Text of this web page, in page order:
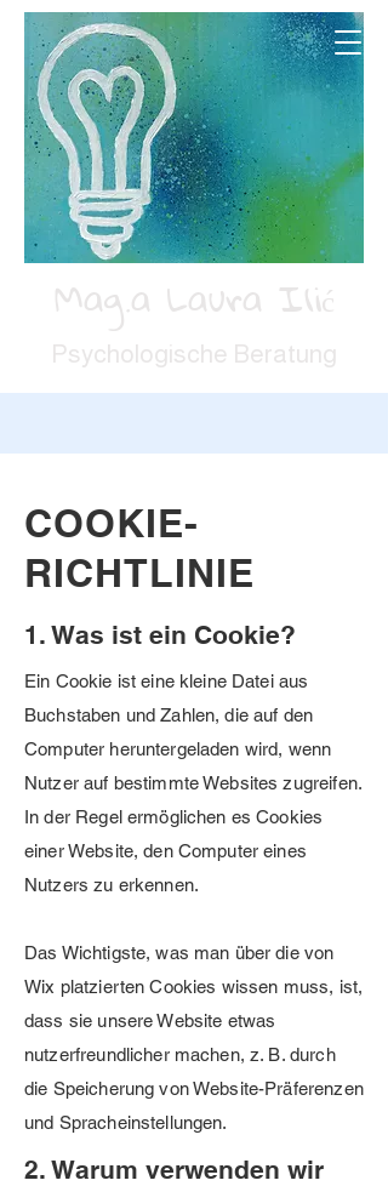
Mag.a Laura Ilić
Psychologische Beratung
COOKIE-
RICHTLINIE
1. Was ist ein Cookie?
Ein Cookie ist eine kleine Datei aus
Buchstaben und Zahlen, die auf den
Computer heruntergeladen wird, wenn
Nutzer auf bestimmte Websites zugreifen.
In der Regel ermöglichen es Cookies
einer Website, den Computer eines
Nutzers zu erkennen.
Das Wichtigste, was man über die von
Wix platzierten Cookies wissen muss, ist,
dass sie unsere Website etwas
nutzerfreundlicher machen, z. B. durch
die Speicherung von Website-Präferenzen
und Spracheinstellungen.
2. Warum verwenden wir